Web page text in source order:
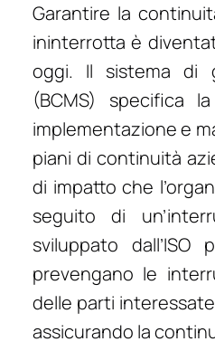
Garantire la
ininterrotta è
oggi. Il sistema di
(BCMS) specifica
implementazione e
piani di continuità
di impatto che
seguito di
sviluppato
prevengano le
delle parti
assicurando la